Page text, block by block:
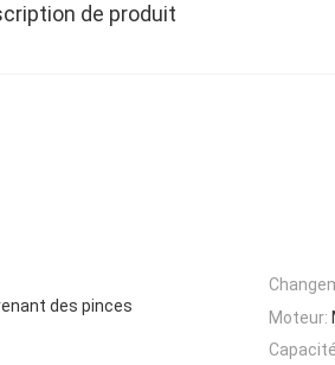
de produit
des pinces
Moteur: